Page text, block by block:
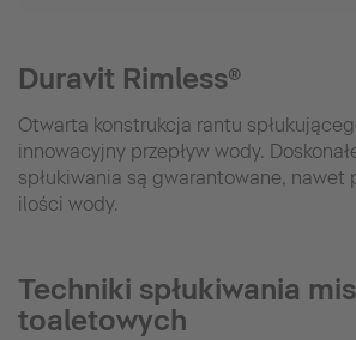
Duravit Rimless®
Otwarta konstrukcja rantu
innowacyjny przepływ wody.
spłukiwania są gwarantowane, nawet
ilości wody.
Techniki spłukiwania
toaletowych